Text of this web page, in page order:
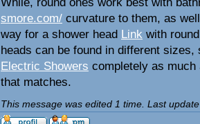
smore.com/ curvature to them, as
way for a shower head Link with
heads can be found in different
Electric Showers completely as much
that matches.
This message was edited 1 time. Last